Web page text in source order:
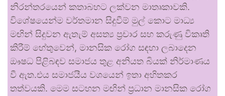
නිරන්තරයෙන් කතාබහට ලක්වන මාතෘකාවකි.
විශේෂයෙන්ම වර්තමාන සිදුවීම් මුල් කොට මාධ්‍ය
මඟින් සිදුවන ඇතැම් අසත්‍ය ප්‍රචාර සහ කරුණු විකෘති
කිරීම් හේතුවෙන්, මානසික රෝග සඳහා ලබාදෙන
ඖෂධ පිළිබඳව සමාජය තුළ අනියත බියක් නිර්මාණය
වී ඇත.එය සමාජයීය වශයෙන් ඉතා අහිතකර
තත්වයකි. මෙම සටහන මඟින් ප්‍රධාන මානසික රෝග